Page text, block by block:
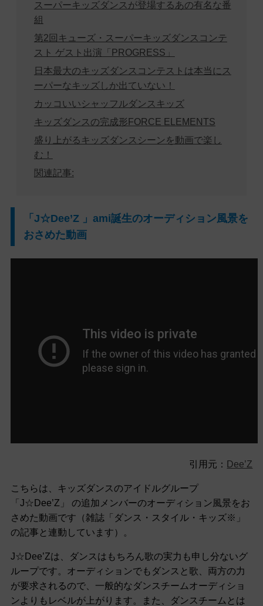
スーパーキッズダンスが登場するあの有名な番
組
第2回キューズ・スーパーキッズダンスコンテ
スト ゲスト出演「PROGRESS」
日本最大のキッズダンスコンテストは本当にス
ーパーなキッズしか出ていない！
カッコいいシャッフルダンスキッズ
キッズダンスの完成形FORCE ELEMENTS
盛り上がるキッズダンスシーンを動画で楽し
む！
関連記事:
「J☆Dee’Z 」ami誕生のオーディション風景を
おさめた動画
引用元： Dee’Z
こちらは、キッズダンスのアイドルグループ
「J☆Dee’Z」 の追加メンバーのオーディション風景をお
さめた動画です（雑誌「ダンス・スタイル・キッズ※」
の記事と連動しています）。
J☆Dee’Zは、ダンスはもちろん歌の実力も申し分ないグ
ループです。オーディションでもダンスと歌、両方の力
が要求されるので、一般的なダンスチームオーディショ
ンよりもレベルが上がります。また、ダンスチームとは